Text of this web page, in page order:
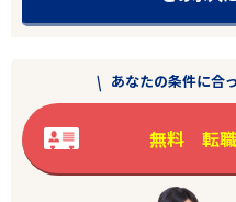
あなたの条件に合
無料 転職